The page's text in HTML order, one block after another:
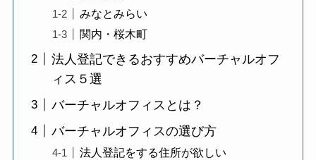
みなとみらい
関内・桜木町
法人登記できるおすすめバーチャルオフ
ィス５選
バーチャルオフィスとは？
バーチャルオフィスの選び方
法人登記をする住所が欲しい